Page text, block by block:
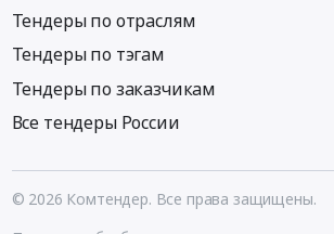
Тендеры по отраслям
Тендеры по тэгам
Тендеры по заказчикам
Все тендеры России
© 2026 Комтендер. Все права защищены.